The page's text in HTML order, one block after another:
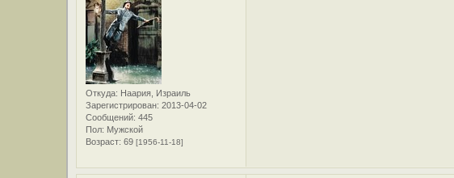
Откуда: Наария, Израиль
Зарегистрирован: 2013-04-02
Сообщений: 445
Пол: Мужской
Возраст: 69[1956-11-18]